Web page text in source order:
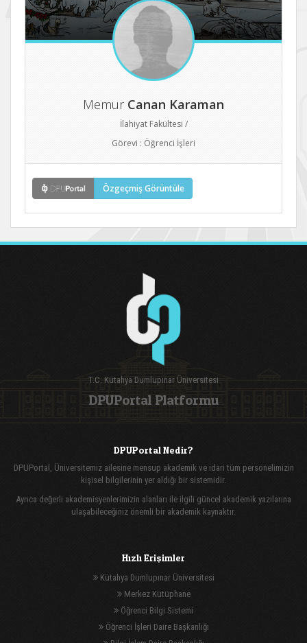
Memur Canan Karaman
İlahiyat Fakültesi /
Görevi : Öğrenci İşleri
Özgeçmiş Görüntüle
T.C. Kütahya Dumlupınar Üniversitesi
DPUPortal Platformu
DPUPortal Nedir?
DPUPortal, Üniversitemiz ailesine mensup akademik ve idari tüm personelimizin
kişisel bilgilerinin yer aldığı bir sistemidir.
Ayrıca değerli akademisyenlerimizin alanları ile ilgili güncel akademik yazılarına
ulaşabileceğiniz önemli bir akademik kaynaktır.
Hızlı Erişimler
Kütahya Dumlupınar Üniversitesi
Merkez Kütüphane
Öğrenci Bilgi Sistemi
Öğrenci İşleri Daire Başkanlığı